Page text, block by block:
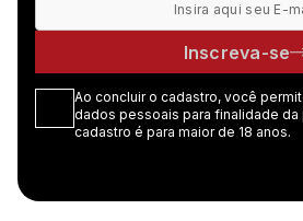
Inscreva-se
Ao concluir o cadastro, você
dados pessoais para finalidade da
cadastro é para maior de 18 anos.